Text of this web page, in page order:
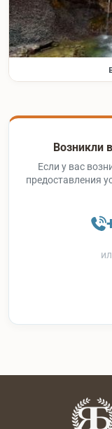
Возникли
Если у вас
предоставления